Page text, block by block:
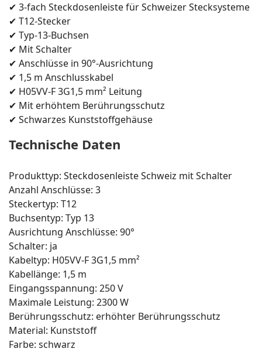
✔ 3-fach Steckdosenleiste für Schweizer Stecksysteme
✔ T12-Stecker
✔ Typ-13-Buchsen
✔ Mit Schalter
✔ Anschlüsse in 90°-Ausrichtung
✔ 1,5 m Anschlusskabel
✔ H05VV-F 3G1,5 mm² Leitung
✔ Mit erhöhtem Berührungsschutz
✔ Schwarzes Kunststoffgehäuse
Technische Daten
Produkttyp: Steckdosenleiste Schweiz mit Schalter
Anzahl Anschlüsse: 3
Steckertyp: T12
Buchsentyp: Typ 13
Ausrichtung Anschlüsse: 90°
Schalter: ja
Kabeltyp: H05VV-F 3G1,5 mm²
Kabellänge: 1,5 m
Eingangsspannung: 250 V
Maximale Leistung: 2300 W
Berührungsschutz: erhöhter Berührungsschutz
Material: Kunststoff
Farbe: schwarz